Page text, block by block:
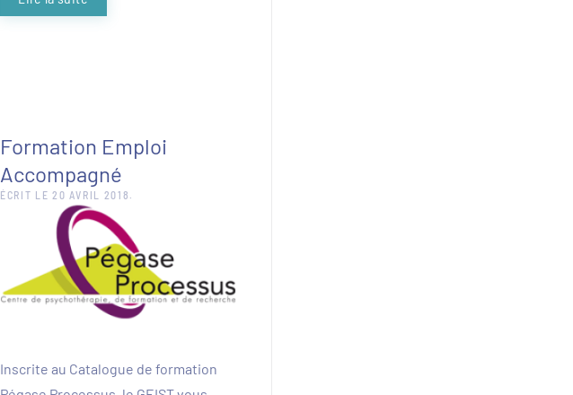
Formation Emploi
Accompagné
ÉCRIT LE20 AVRIL 2018 .
Inscrite au Catalogue de formation